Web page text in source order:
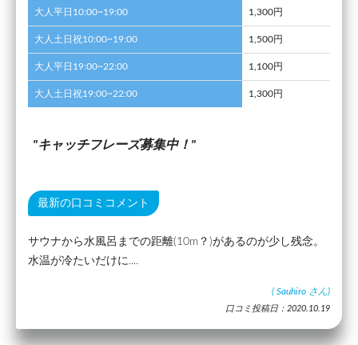
大人平日10:00~19:00 1,300円
大人土日祝10:00~19:00 1,500円
大人平日19:00~22:00 1,100円
大人土日祝19:00~22:00 1,300円
キャッチフレーズ募集中！
最新の口コミコメント
サウナから水風呂までの距離(10m？)があるのが少し残念。
水温が冷たいだけに....
( Sauhiro さん)
口コミ投稿日：2020.10.19